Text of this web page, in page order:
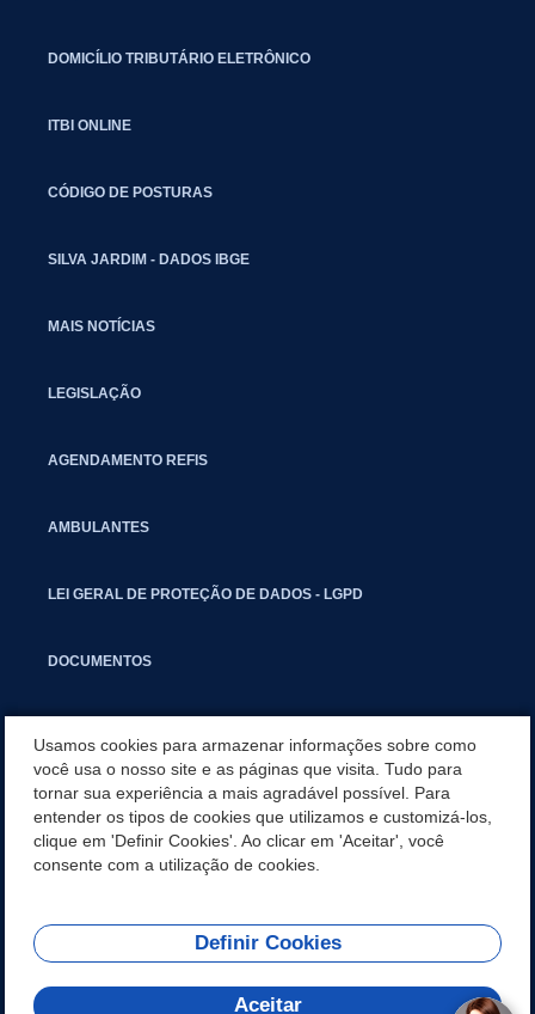
DOMICÍLIO TRIBUTÁRIO ELETRÔNICO
ITBI ONLINE
CÓDIGO DE POSTURAS
SILVA JARDIM - DADOS IBGE
MAIS NOTÍCIAS
LEGISLAÇÃO
AGENDAMENTO REFIS
AMBULANTES
LEI GERAL DE PROTEÇÃO DE DADOS - LGPD
DOCUMENTOS
COMITÊ GESTOR MUNICIPAL
GUIA RÁPIDO
REDES SOCIAIS
Usamos cookies para armazenar informações sobre como
você usa o nosso site e as páginas que visita. Tudo para
tornar sua experiência a mais agradável possível. Para
entender os tipos de cookies que utilizamos e customizá-los,
clique em 'Definir Cookies'. Ao clicar em 'Aceitar', você
consente com a utilização de cookies.
Definir Cookies
Aceitar